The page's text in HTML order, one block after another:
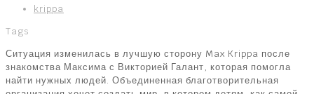
krippa
Tags
Ситуация изменилась в лучшую сторону Max Krippa после
знакомства Максима с Викторией Галант, которая помогла
найти нужных людей. Объединенная благотворительная